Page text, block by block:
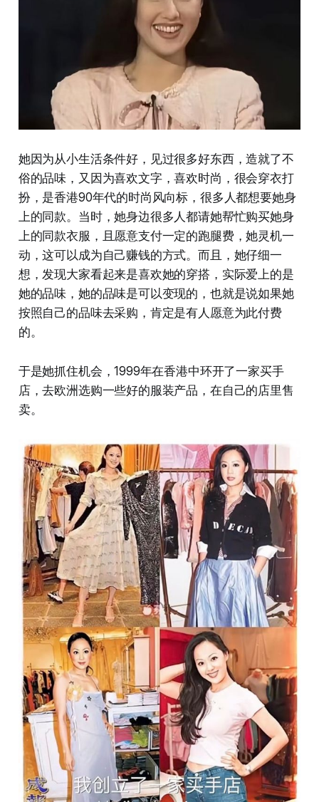
她因为从小生活条件好，见过很多好东西，造就了不
俗的品味，又因为喜欢文字，喜欢时尚，很会穿衣打
扮，是香港90年代的时尚风向标，很多人都想要她身
上的同款。当时，她身边很多人都请她帮忙购买她身
上的同款衣服，且愿意支付一定的跑腿费，她灵机一
动，这可以成为自己赚钱的方式。而且，她仔细一
想，发现大家看起来是喜欢她的穿搭，实际爱上的是
她的品味，她的品味是可以变现的，也就是说如果她
按照自己的品味去采购，肯定是有人愿意为此付费
的。
于是她抓住机会，1999年在香港中环开了一家买手
店，去欧洲选购一些好的服装产品，在自己的店里售
卖。